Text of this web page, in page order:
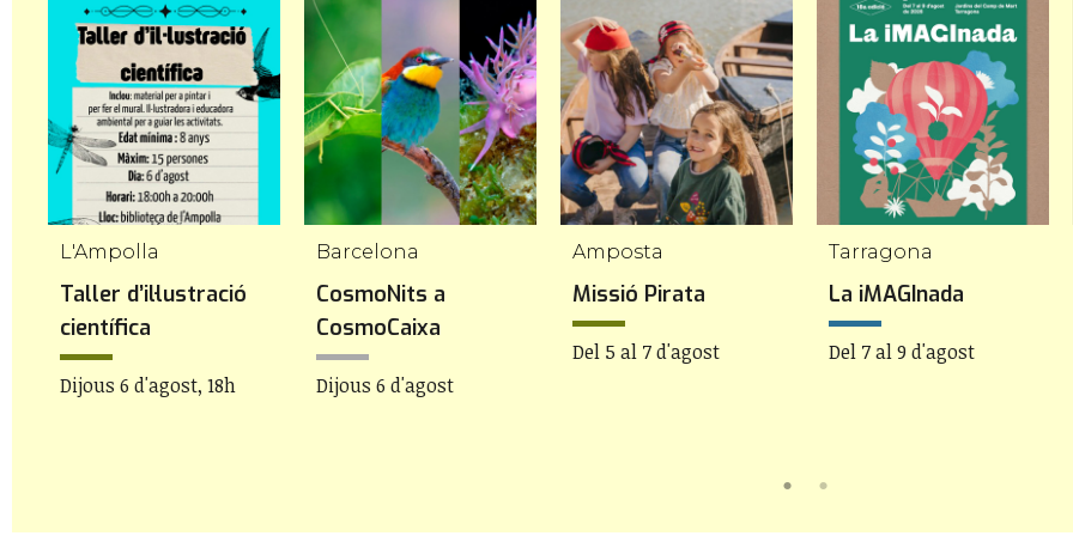
L'Ampolla
Taller d’il·lustració
científica
Dijous 6 d'agost, 18h
Barcelona
CosmoNits a
CosmoCaixa
Dijous 6 d'agost
Amposta
Missió Pirata
Del 5 al 7 d'agost
Tarragona
La iMAGInada
Del 7 al 9 d'agost